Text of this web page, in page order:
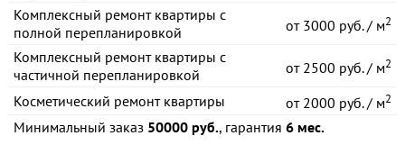
Комплексный ремонт квартиры с
полной перепланировкой
от3000 руб. / м2
Комплексный ремонт квартиры с
частичной перепланировкой
от2500 руб. / м2
Косметический ремонт квартиры от2000 руб. / м2
Минимальный заказ 50000 руб., гарантия 6 мес.